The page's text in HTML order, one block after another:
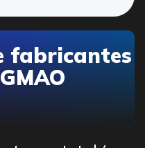
fabricantes